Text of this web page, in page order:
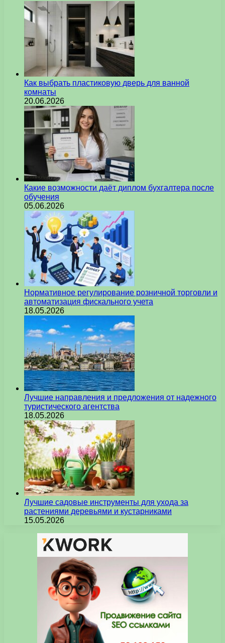
Как выбрать пластиковую дверь для ванной
комнаты
20.06.2026
Какие возможности даёт диплом бухгалтера после
обучения
05.06.2026
Нормативное регулирование розничной торговли и
автоматизация фискального учета
18.05.2026
Лучшие направления и предложения от надежного
туристического агентства
18.05.2026
Лучшие садовые инструменты для ухода за
растениями деревьями и кустарниками
15.05.2026